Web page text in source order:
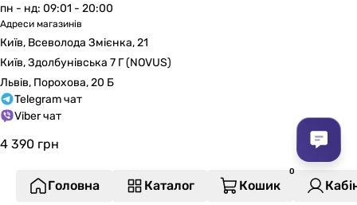
пн - нд: 09:01 - 20:00
Адреси магазинів
Київ, Всеволода Змієнка, 21
Київ, Здолбунівська 7 Г (NOVUS)
Львів, Порохова, 20 Б
Telegram чат
Viber чат
4 390 грн
Головна Каталог Кошик